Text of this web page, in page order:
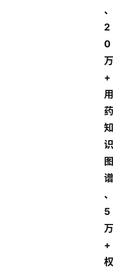
、
2
0
万
+
用
药
知
识
图
谱
、
5
万
+
权